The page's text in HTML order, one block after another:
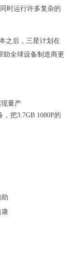
时运行许多复杂的
之后，三星计划在
助全球设备制造商更
把3.7GB 1080P的
康